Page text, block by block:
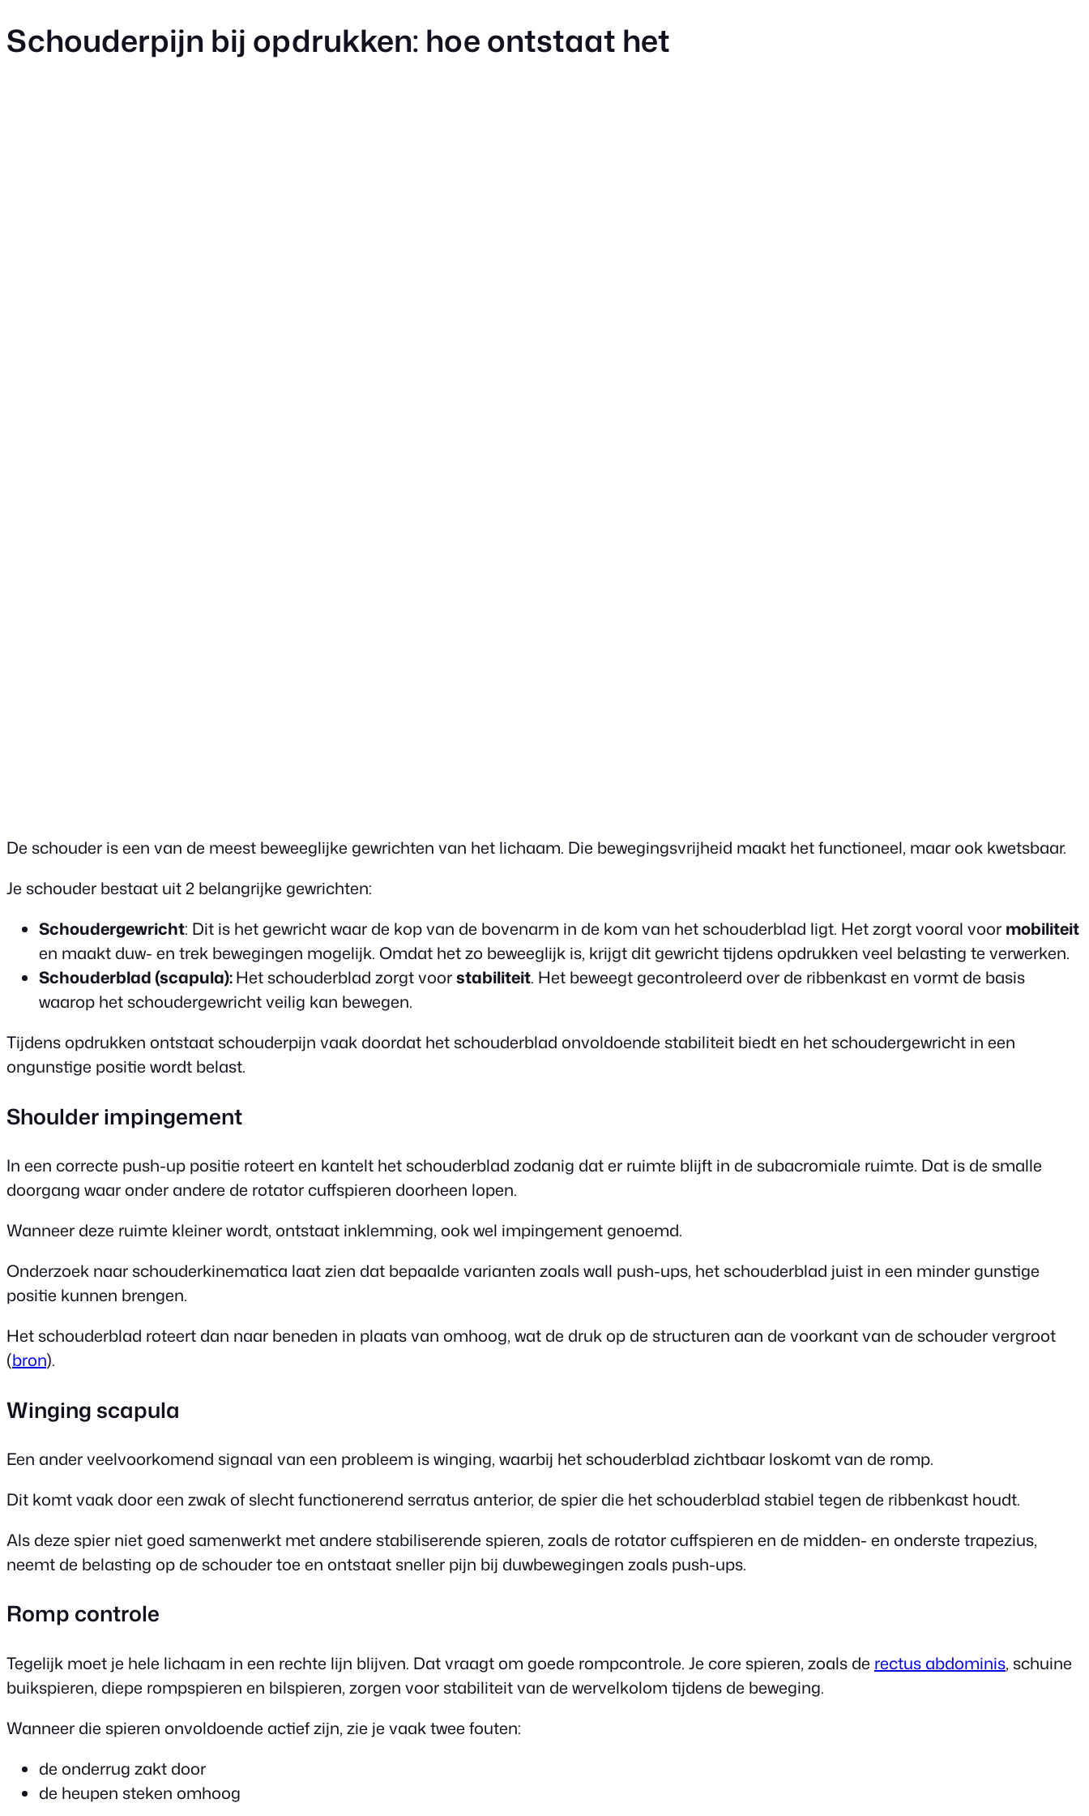
Schouderpijn bij opdrukken: hoe ontstaat het
De schouder is een van de meest beweeglijke gewrichten van het lichaam. Die bewegingsvrijheid maakt het functioneel, maar ook kwetsbaar.
Je schouder bestaat uit 2 belangrijke gewrichten:
Schoudergewricht: Dit is het gewricht waar de kop van de bovenarm in de kom van het schouderblad ligt. Het zorgt vooral voor mobiliteit
en maakt duw- en trek bewegingen mogelijk. Omdat het zo beweeglijk is, krijgt dit gewricht tijdens opdrukken veel belasting te verwerken.
Schouderblad (scapula):Het schouderblad zorgt voorstabiliteit. Het beweegt gecontroleerd over de ribbenkast en vormt de basis
waarop het schoudergewricht veilig kan bewegen.
Tijdens opdrukken ontstaat schouderpijn vaak doordat het schouderblad onvoldoende stabiliteit biedt en het schoudergewricht in een
ongunstige positie wordt belast.
Shoulder impingement
In een correcte push-up positie roteert en kantelt het schouderblad zodanig dat er ruimte blijft in de subacromiale ruimte. Dat is de smalle
doorgang waar onder andere de rotator cuffspieren doorheen lopen.
Wanneer deze ruimte kleiner wordt, ontstaat inklemming, ook wel impingement genoemd.
Onderzoek naar schouderkinematica laat zien dat bepaalde varianten zoals wall push-ups, het schouderblad juist in een minder gunstige
positie kunnen brengen.
Het schouderblad roteert dan naar beneden in plaats van omhoog, wat de druk op de structuren aan de voorkant van de schouder vergroot
(bron).
Winging scapula
Een ander veelvoorkomend signaal van een probleem is winging, waarbij het schouderblad zichtbaar loskomt van de romp.
Dit komt vaak door een zwak of slecht functionerend serratus anterior, de spier die het schouderblad stabiel tegen de ribbenkast houdt.
Als deze spier niet goed samenwerkt met andere stabiliserende spieren, zoals de rotator cuffspieren en de midden- en onderste trapezius,
neemt de belasting op de schouder toe en ontstaat sneller pijn bij duwbewegingen zoals push-ups.
Romp controle
Tegelijk moet je hele lichaam in een rechte lijn blijven. Dat vraagt om goede rompcontrole. Je core spieren, zoals de rectus abdominis, schuine
buikspieren, diepe rompspieren en bilspieren, zorgen voor stabiliteit van de wervelkolom tijdens de beweging.
Wanneer die spieren onvoldoende actief zijn, zie je vaak twee fouten:
de onderrug zakt door
de heupen steken omhoog